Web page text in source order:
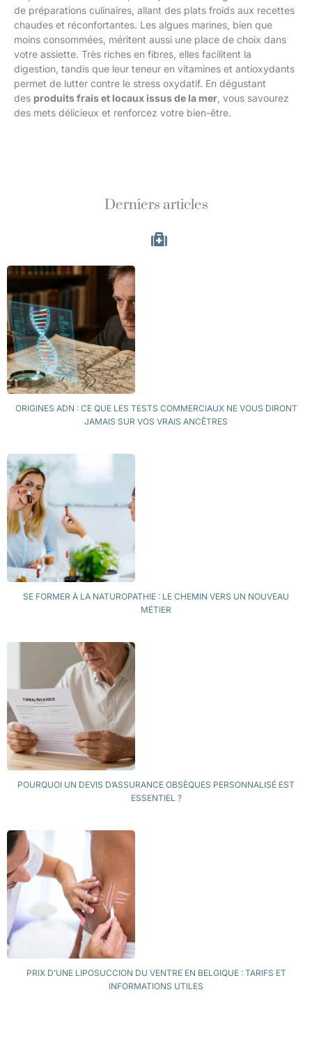
de préparations culinaires, allant des plats froids aux recettes
chaudes et réconfortantes. Les algues marines, bien que
moins consommées, méritent aussi une place de choix dans
votre assiette. Très riches en fibres, elles facilitent la
digestion, tandis que leur teneur en vitamines et antioxydants
permet de lutter contre le stress oxydatif. En dégustant
des produits frais et locaux issus de la mer , vous savourez
des mets délicieux et renforcez votre bien-être.
Derniers articles
ORIGINES ADN : CE QUE LES TESTS COMMERCIAUX NE VOUS DIRONT
JAMAIS SUR VOS VRAIS ANCÊTRES
SE FORMER À LA NATUROPATHIE : LE CHEMIN VERS UN NOUVEAU
MÉTIER
POURQUOI UN DEVIS D’ASSURANCE OBSÈQUES PERSONNALISÉ EST
ESSENTIEL ?
PRIX D’UNE LIPOSUCCION DU VENTRE EN BELGIQUE : TARIFS ET
INFORMATIONS UTILES